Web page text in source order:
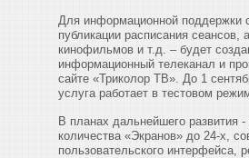
Для информационной поддержки
публикации расписания сеансов,
кинофильмов и т.д. – будет
информационный телеканал и
сайте «Триколор ТВ». До 1
услуга работает в тестовом
В планах дальнейшего развития -
количества «Экранов» до 24-х,
пользовательского интерфейса,